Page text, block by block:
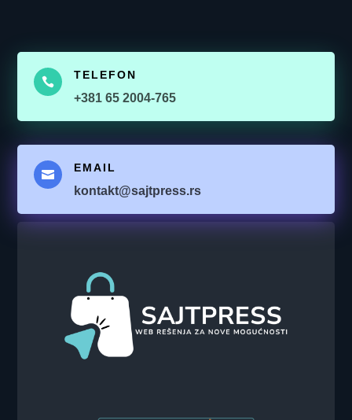

TELEFON
+381 65 2004-765

EMAIL
kontakt@sajtpress.rs